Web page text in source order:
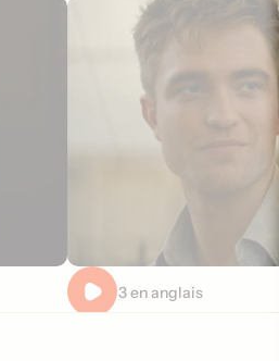
Extrait 3 en anglais